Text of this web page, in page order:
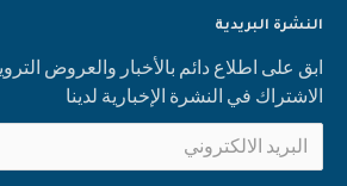
النشرة البريدية
ابق على اطلاع دائم بالأخبار والعروض
الاشتراك في النشرة الإخبارية لدينا